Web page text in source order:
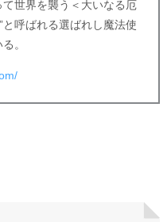
世界を襲う＜大いなる厄
呼ばれる選ばれし魔法使
。